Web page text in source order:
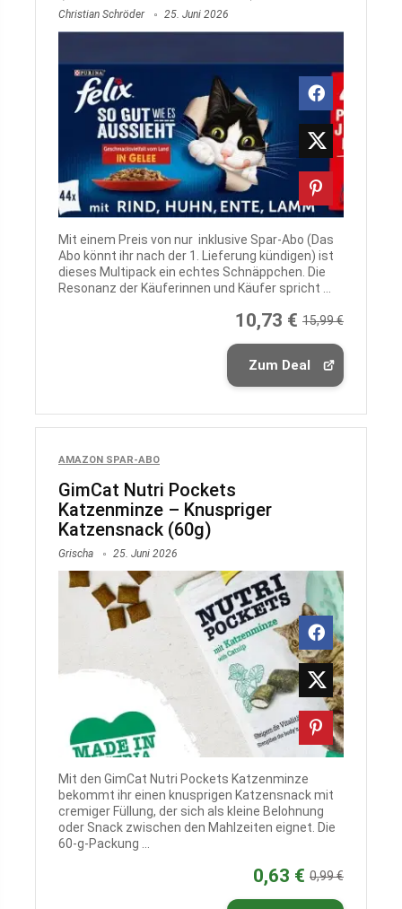
Christian Schröder 25. Juni 2026
Mit einem Preis von nur inklusive Spar-Abo (Das
Abo könnt ihr nach der 1. Lieferung kündigen) ist
dieses Multipack ein echtes Schnäppchen. Die
Resonanz der Käuferinnen und Käufer spricht ...
10,73 € 15,99 €
Zum Deal
AMAZON SPAR-ABO
GimCat Nutri Pockets
Katzenminze – Knuspriger
Katzensnack (60g)
Grischa 25. Juni 2026
Mit den GimCat Nutri Pockets Katzenminze
bekommt ihr einen knusprigen Katzensnack mit
cremiger Füllung, der sich als kleine Belohnung
oder Snack zwischen den Mahlzeiten eignet. Die
60-g-Packung ...
0,63 € 0,99 €